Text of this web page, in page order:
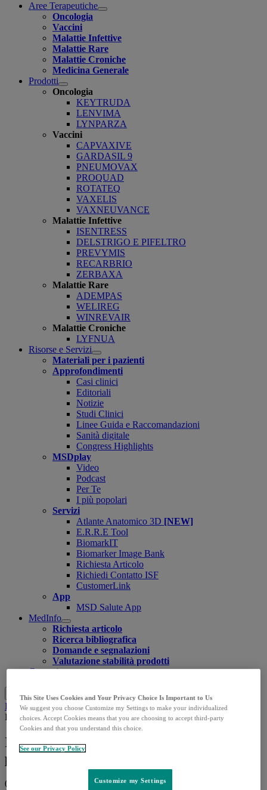
Aree Terapeutiche
Open
Oncologia
Vaccini
Malattie Infettive
Malattie Rare
Malattie Croniche
Medicina Generale
Prodotti
Open
submenu
Oncologia
KEYTRUDA
LENVIMA
LYNPARZA
Vaccini
CAPVAXIVE
GARDASIL 9
PNEUMOVAX
PROQUAD
ROTATEQ
VAXELIS
VAXNEUVANCE
Malattie Infettive
ISENTRESS
DELSTRIGO E PIFELTRO
PREVYMIS
RECARBRIO
ZERBAXA
Malattie Rare
ADEMPAS
WELIREG
WINREVAIR
Malattie Croniche
LYFNUA
Risorse e Servizi
Open
submenu
Materiali per i pazienti
Approfondimenti
Casi clinici
Editoriali
Notizie
Studi Clinici
Linee Guida e Raccomandazioni
Sanità digitale
Congress Highlights
MSDplay
Video
Podcast
Per Te
I più popolari
Servizi
Atlante Anatomico 3D [NEW]
E.R.R.E Tool
BiomarkIT
Biomarker Image Bank
Richiesta Articolo
Richiedi Contatto ISF
CustomerLink
App
MSD Salute App
MedInfo
Open
submenu
Richiesta articolo
Ricerca bibliografica
Domande e segnalazioni
Valutazione stabilità prodotti
Contatti
Menu Chiudi
Cerca
Home
Approfondimenti Notizie
Inquinamento acustico.
Lo studio: quello provocato dagli aerei fa ingrassare
Inquinamento acustico. Lo studio: quello
provocato dagli aerei fa ingrassare
07.06.2024 Popular Science
This Site Uses Cookies and Your Privacy Choice Is Important to Us
We suggest you choose Customize my Settings to make your individualized
choices. Accept Cookies means that you are choosing to accept third-party
Cookies and that you understand this choice.
See our Privacy Policy
Customize my Settings